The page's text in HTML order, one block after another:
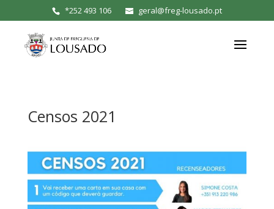
*252 493 106 geral@freg-lousado.pt
Censos 2021